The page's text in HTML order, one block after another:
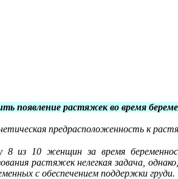
появление растяжек во время
предрасположенность к
из 10 женщин за время
растяжек нелегкая задача,
с обеспечением поддержки груди.